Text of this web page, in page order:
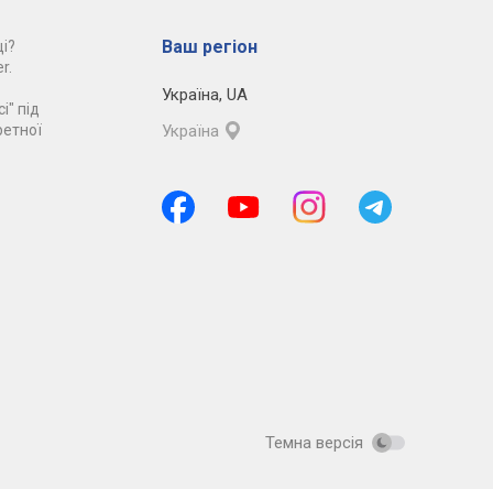
під
Ваш регіон
Україна, UA
Україна
Темна версія